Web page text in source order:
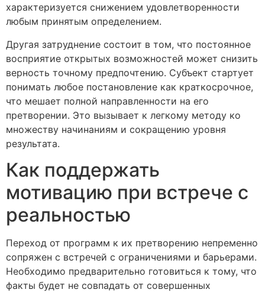
характеризуется снижением удовлетворенности
любым принятым определением.
Другая затруднение состоит в том, что постоянное
восприятие открытых возможностей может снизить
верность точному предпочтению. Субъект стартует
понимать любое постановление как краткосрочное,
что мешает полной направленности на его
претворении. Это вызывает к легкому методу ко
множеству начинаниям и сокращению уровня
результата.
Как поддержать
мотивацию при встрече с
реальностью
Переход от программ к их претворению непременно
сопряжен с встречей с ограничениями и барьерами.
Необходимо предварительно готовиться к тому, что
факты будет не совпадать от совершенных